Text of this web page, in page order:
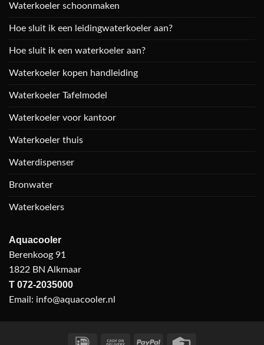
Waterkoeler schoonmaken
Hoe sluit ik een leidingwaterkoeler aan?
Hoe sluit ik een waterkoeler aan?
Waterkoeler kopen handleiding
Waterkoeler Tafelmodel
Waterkoeler voor kantoor
Waterkoeler thuis
Waterdispenser
Bronwater
Waterkoelers
Aquacooler
Berenkoog 91
1822 BN Alkmaar
T 072-2035000
Email: info@aquacooler.nl
IDeal Cash PayPal